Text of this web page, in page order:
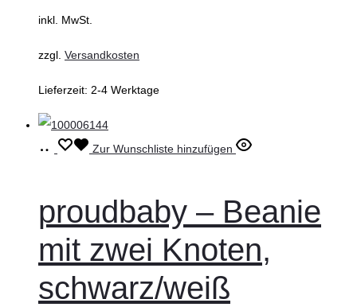
der
werden
inkl. MwSt.
zzgl. Versandkosten
Lieferzeit: 2-4 Werktage
Ausführung
Dieses
mehrere
Varianten
auf.
Die
Zur Wunschliste hinzufügen
proudbaby – Beanie
mit zwei Knoten,
schwarz/weiß